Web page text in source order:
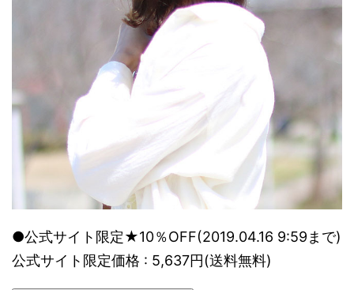
●公式サイト限定★10％OFF(2019.04.16 9:59まで)
公式サイト限定価格 : 5,637円(送料無料)